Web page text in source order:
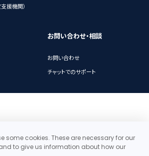
援機関）
お問い合わせ・相談
お問い合わせ
チャットでのサポート
some cookies. These are necessary for our
to give us information about how our